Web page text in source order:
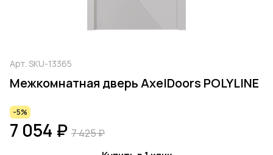
Арт. SKU-13365
Межкомнатная дверь AxelDoors POLYLINE
-5%
7 054 ₽ 7 425 ₽